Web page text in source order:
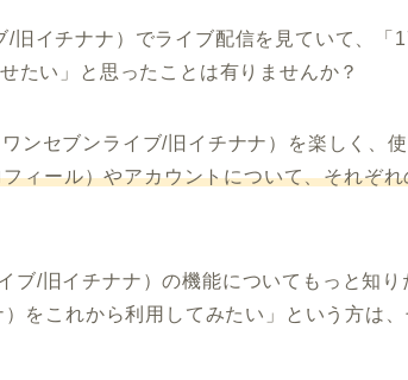
旧イチナナ）でライブ配信を見ていて、「
たい」と思ったことは有りませんか？
ンセブンライブ/旧イチナナ）を楽しく、
ィール）やアカウントについて、それぞ
ブ/旧イチナナ）の機能についてもっと知
をこれから利用してみたい」という方は、